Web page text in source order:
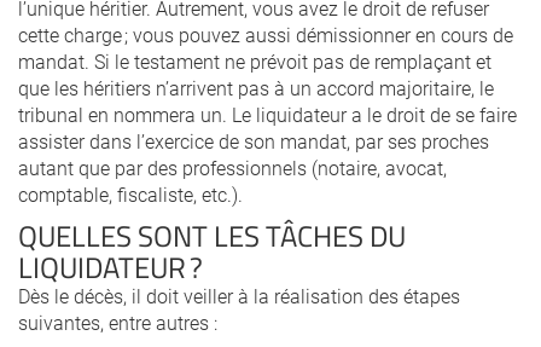
l’unique héritier. Autrement, vous avez le droit de refuser
cette charge ; vous pouvez aussi démissionner en cours de
mandat. Si le testament ne prévoit pas de remplaçant et
que les héritiers n’arrivent pas à un accord majoritaire, le
tribunal en nommera un. Le liquidateur a le droit de se faire
assister dans l’exercice de son mandat, par ses proches
autant que par des professionnels (notaire, avocat,
comptable, fiscaliste, etc.).
QUELLES SONT LES TÂCHES DU
LIQUIDATEUR ?
Dès le décès, il doit veiller à la réalisation des étapes
suivantes, entre autres :